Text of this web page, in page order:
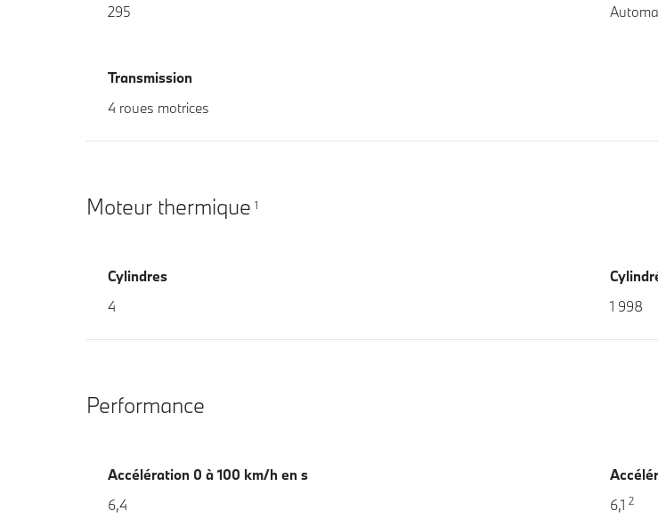
295
Transmission
4 roues motrices
Moteur thermique 1
Cylindres
4
1 998
Performance
Accélération 0 à 100 km/h en s
6,4
6,1 2